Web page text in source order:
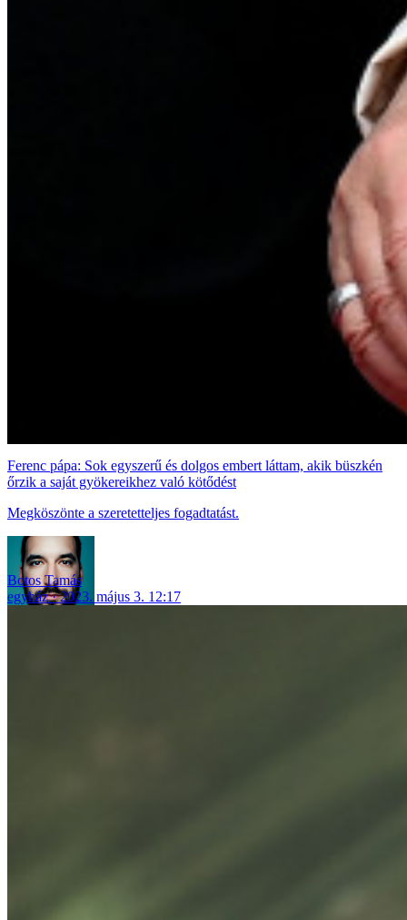
Ferenc pápa: Sok egyszerű és dolgos embert láttam, akik büszkén
őrzik a saját gyökereikhez való kötődést
Megköszönte a szeretetteljes fogadtatást.
Botos Tamás
egyház
2023. május 3. 12:17